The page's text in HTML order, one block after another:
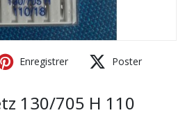
Enregistrer Poster
130/705 H 110